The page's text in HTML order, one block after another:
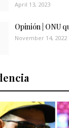
April 13, 2023
Opinión | ONU
November 14, 2022